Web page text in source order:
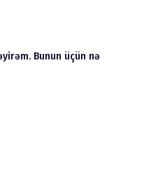
Bunun üçün nə